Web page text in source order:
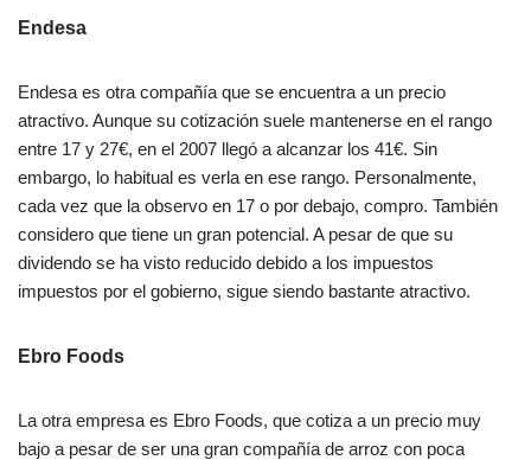
Endesa
Endesa es otra compañía que se encuentra a un precio
atractivo. Aunque su cotización suele mantenerse en el rango
entre 17 y 27€, en el 2007 llegó a alcanzar los 41€. Sin
embargo, lo habitual es verla en ese rango. Personalmente,
cada vez que la observo en 17 o por debajo, compro. También
considero que tiene un gran potencial. A pesar de que su
dividendo se ha visto reducido debido a los impuestos
impuestos por el gobierno, sigue siendo bastante atractivo.
Ebro Foods
La otra empresa es Ebro Foods, que cotiza a un precio muy
bajo a pesar de ser una gran compañía de arroz con poca